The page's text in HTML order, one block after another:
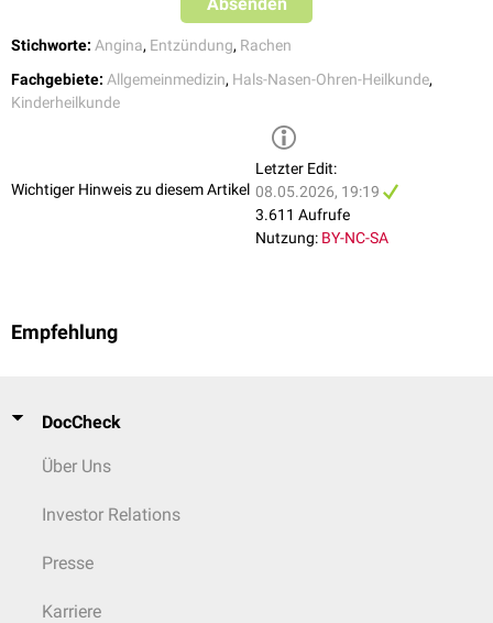
Stichworte: Angina, Entzündung, Rachen
Fachgebiete: Allgemeinmedizin, Hals-Nasen-Ohren-Heilkunde,
Kinderheilkunde
Wichtiger Hinweis zu diesem Artikel
Letzter Edit:
08.05.2026, 19:19
3.611 Aufrufe
Nutzung: BY-NC-SA
Empfehlung
DocCheck
Über Uns
Investor Relations
Presse
Karriere